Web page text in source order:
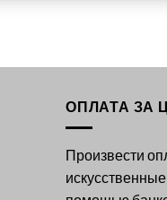
ОПЛАТА ЗА
Произвести